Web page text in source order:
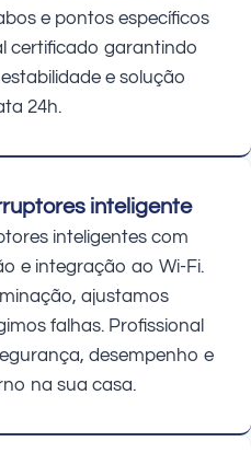
e pontos específicos
certificado garantindo
e solução
24h.
inteligente
inteligentes com
e integração ao Wi-Fi.
ajustamos
falhas. Profissional
desempenho e
na sua casa.